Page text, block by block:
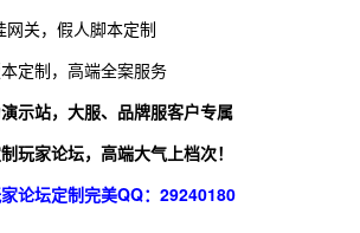
游戏体验，您的意见对我们非常重要，我们
眈眈！
网关，假人脚本定制
定制，高端全案服务
示站，大服、品牌服客户专属
玩家论坛，高端大气上档次！
论坛定制完美QQ：29240180